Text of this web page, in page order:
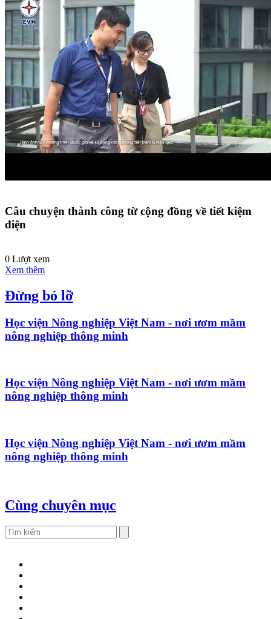
Câu chuyện thành công từ cộng đồng về tiết kiệm
điện
0 Lượt xem
Xem thêm
Đừng bỏ lỡ
Học viện Nông nghiệp Việt Nam - nơi ươm mầm
nông nghiệp thông minh
Học viện Nông nghiệp Việt Nam - nơi ươm mầm
nông nghiệp thông minh
Học viện Nông nghiệp Việt Nam - nơi ươm mầm
nông nghiệp thông minh
Cùng chuyên mục